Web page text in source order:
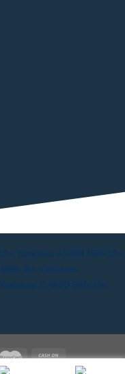
Yaskawa A1000 Biến tần
Biến tần Yaskawa
GA500 Biến tần